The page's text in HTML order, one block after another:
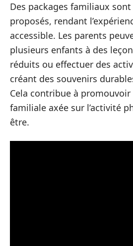
Des packages familiaux
proposés, rendant
accessible. Les parents
plusieurs enfants à des
réduits ou effectuer des
créant des souvenirs
Cela contribue à
familiale axée sur l’activité
être.